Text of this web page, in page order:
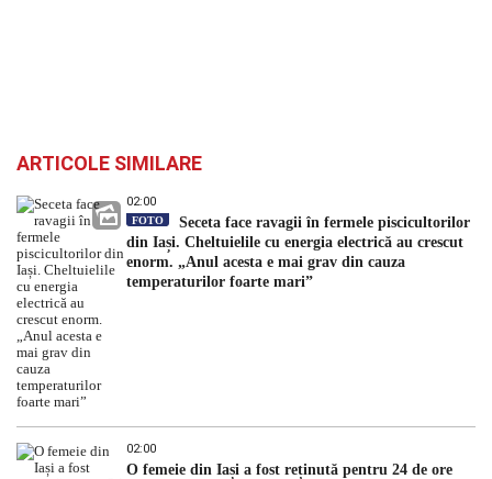
ARTICOLE SIMILARE
02:00
FOTO
Seceta face ravagii în fermele piscicultorilor
din Iași. Cheltuielile cu energia electrică au crescut
enorm. „Anul acesta e mai grav din cauza
temperaturilor foarte mari”
02:00
O femeie din Iași a fost reținută pentru 24 de ore